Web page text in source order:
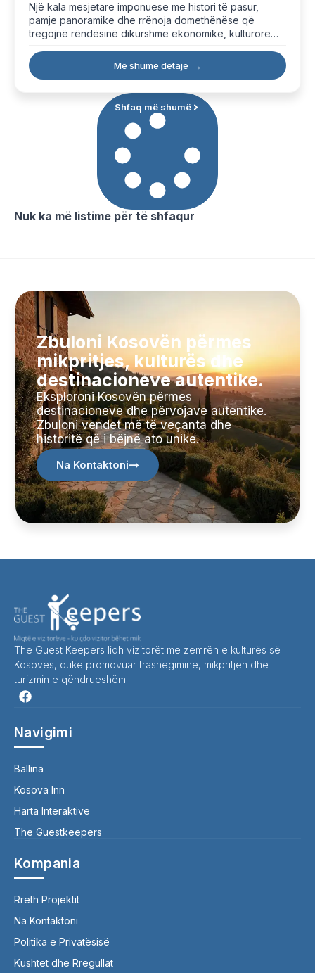
Një kala mesjetare imponuese me histori të pasur,
pamje panoramike dhe rrënoja domethënëse që
tregojnë rëndësinë dikurshme ekonomike, kulturore
Më shume detaje →
Shfaq më shumë
Nuk ka më listime për të shfaqur
Zbuloni Kosovën përmes
mikpritjes, kulturës dhe
destinacioneve autentike.
Eksploroni Kosovën përmes
destinacioneve dhe përvojave autentike.
Zbuloni vendet më të veçanta dhe
historitë që i bëjnë ato unike.
Na Kontaktoni
The Guest Keepers lidh vizitorët me zemrën e kulturës së
Kosovës, duke promovuar trashëgiminë, mikpritjen dhe
turizmin e qëndrueshëm.
Navigimi
Ballina
Kosova Inn
Harta Interaktive
The Guestkeepers
Kompania
Rreth Projektit
Na Kontaktoni
Politika e Privatësisë
Kushtet dhe Rregullat